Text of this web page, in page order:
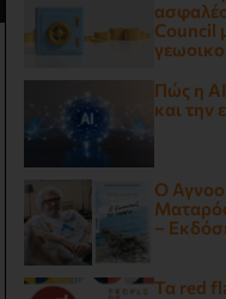
Council
Πώς η AI
και την
Ο
–
Τα red